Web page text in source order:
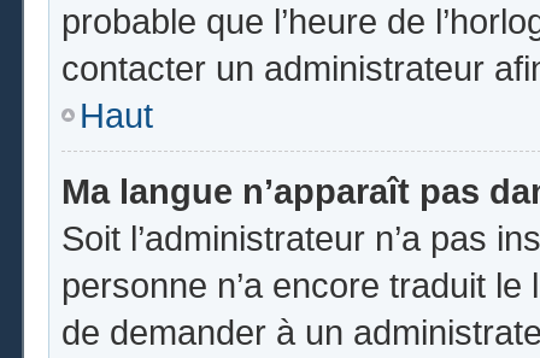
probable que l’heure de
contacter un administrateur
Haut
Ma langue n’apparaît pas
Soit l’administrateur n’a pas
personne n’a encore traduit
de demander à un